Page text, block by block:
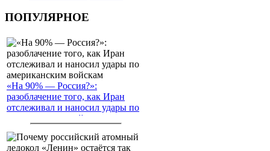
ПОПУЛЯРНОЕ
«На 90% — Россия?»:
разоблачение того, как Иран
отслеживал и наносил удары по
американским войскам